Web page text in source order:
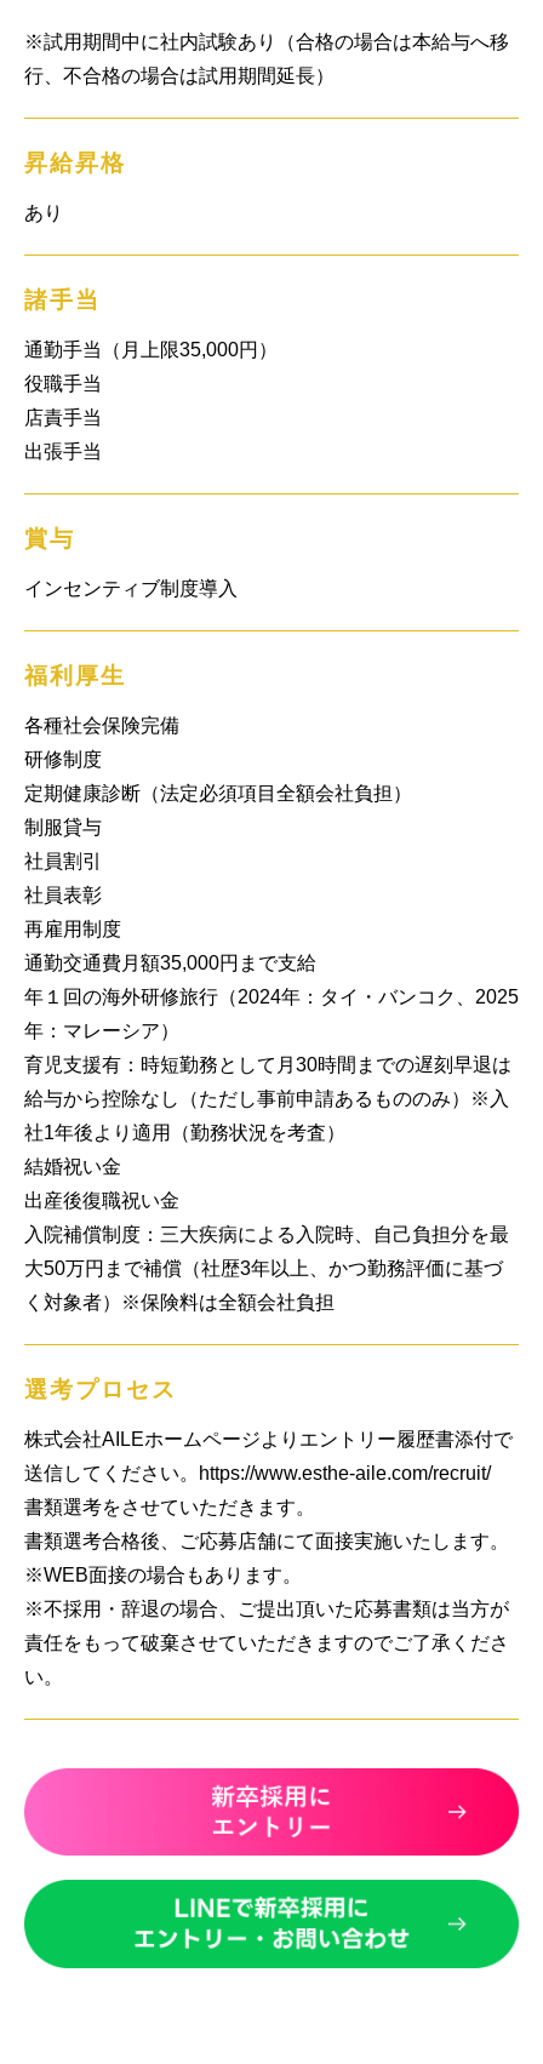
※試用期間中に社内試験あり（合格の場合は本給与へ移
行、不合格の場合は試用期間延長）
昇給昇格
あり
諸手当
通勤手当（月上限35,000円）
役職手当
店責手当
出張手当
賞与
インセンティブ制度導入
福利厚生
各種社会保険完備
研修制度
定期健康診断（法定必須項目全額会社負担）
制服貸与
社員割引
社員表彰
再雇用制度
通勤交通費月額35,000円まで支給
年１回の海外研修旅行（2024年：タイ・バンコク、2025
年：マレーシア）
育児支援有：時短勤務として月30時間までの遅刻早退は
給与から控除なし（ただし事前申請あるもののみ）※入
社1年後より適用（勤務状況を考査）
結婚祝い金
出産後復職祝い金
入院補償制度：三大疾病による入院時、自己負担分を最
大50万円まで補償（社歴3年以上、かつ勤務評価に基づ
く対象者）※保険料は全額会社負担
選考プロセス
株式会社AILEホームページよりエントリー履歴書添付で
送信してください。https://www.esthe-aile.com/recruit/
書類選考をさせていただきます。
書類選考合格後、ご応募店舗にて面接実施いたします。
※WEB面接の場合もあります。
※不採用・辞退の場合、ご提出頂いた応募書類は当方が
責任をもって破棄させていただきますのでご了承くださ
い。